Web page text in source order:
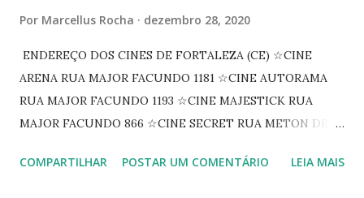
Por Marcellus Rocha dezembro 28, 2020
ENDEREÇO DOS CINES DE FORTALEZA (CE) ☆CINE
ARENA RUA MAJOR FACUNDO 1181 ☆CINE AUTORAMA
RUA MAJOR FACUNDO 1193 ☆CINE MAJESTICK RUA
MAJOR FACUNDO 866 ☆CINE SECRET RUA METON DE
PEIXOTO 1307 ☆CINE IRIS RUA FLORIANO PEIXOTO 1206
COMPARTILHAR POSTAR UM COMENTÁRIO LEIA MAIS